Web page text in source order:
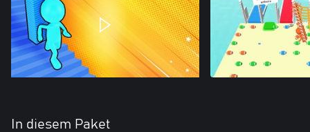
In diesem Paket